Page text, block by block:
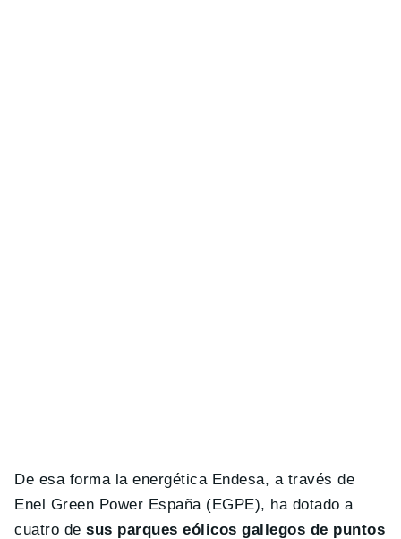
De esa forma la energética Endesa, a través de
Enel Green Power España (EGPE), ha dotado a
cuatro de sus parques eólicos gallegos de puntos